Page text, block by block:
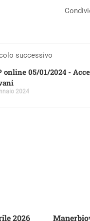
successivo
online 05/01/2024 -
2024
2026